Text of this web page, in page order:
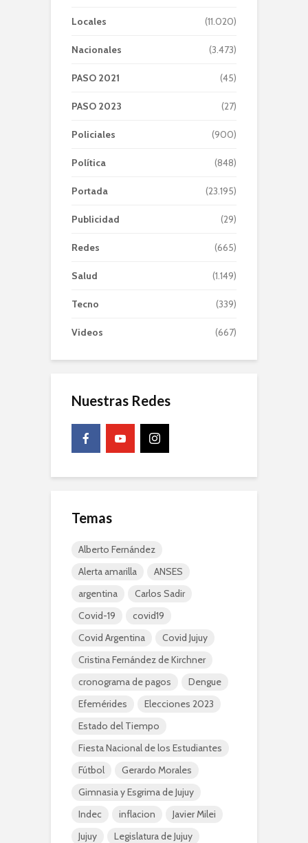
Locales (11.020)
Nacionales (3.473)
PASO 2021 (45)
PASO 2023 (27)
Policiales (900)
Política (848)
Portada (23.195)
Publicidad (29)
Redes (665)
Salud (1.149)
Tecno (339)
Videos (667)
Nuestras Redes
Temas
Alberto Fernández
Alerta amarilla
ANSES
argentina
Carlos Sadir
Covid-19
covid19
Covid Argentina
Covid Jujuy
Cristina Fernández de Kirchner
cronograma de pagos
Dengue
Efemérides
Elecciones 2023
Estado del Tiempo
Fiesta Nacional de los Estudiantes
Fútbol
Gerardo Morales
Gimnasia y Esgrima de Jujuy
Indec
inflacion
Javier Milei
Jujuy
Legislatura de Jujuy